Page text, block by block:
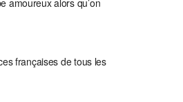
françaises de tous les